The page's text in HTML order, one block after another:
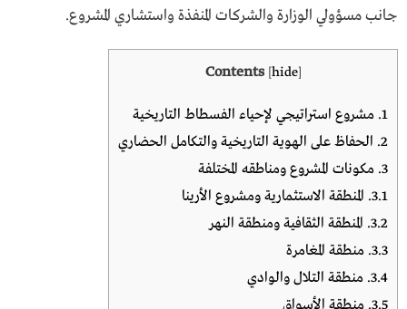
جانب مسؤولي الوزارة والشركات المنفذة واستشاري المشروع.
Contents [hide]
1. مشروع استراتيجي لإحياء الفسطاط التاريخية
2. الحفاظ على الهوية التاريخية والتكامل الحضاري
3. مكونات المشروع ومناطقه المختلفة
3.1. المنطقة الاستثمارية ومشروع الأرينا
3.2. المنطقة الثقافية ومنطقة النهر
3.3. منطقة المغامرة
3.4. منطقة التلال والوادي